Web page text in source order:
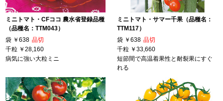
ミニトマト・CFココ 農水省登録品種
（品種名：TTM043）
袋 ￥638 品切
千粒 ￥28,160
病気に強い大粒ミニ
ミニトマト・サマー千果（品種名：
TTM117）
袋 ￥638 品切
千粒 ￥33,660
短節間で高温着果性と耐裂果にすぐ
れる